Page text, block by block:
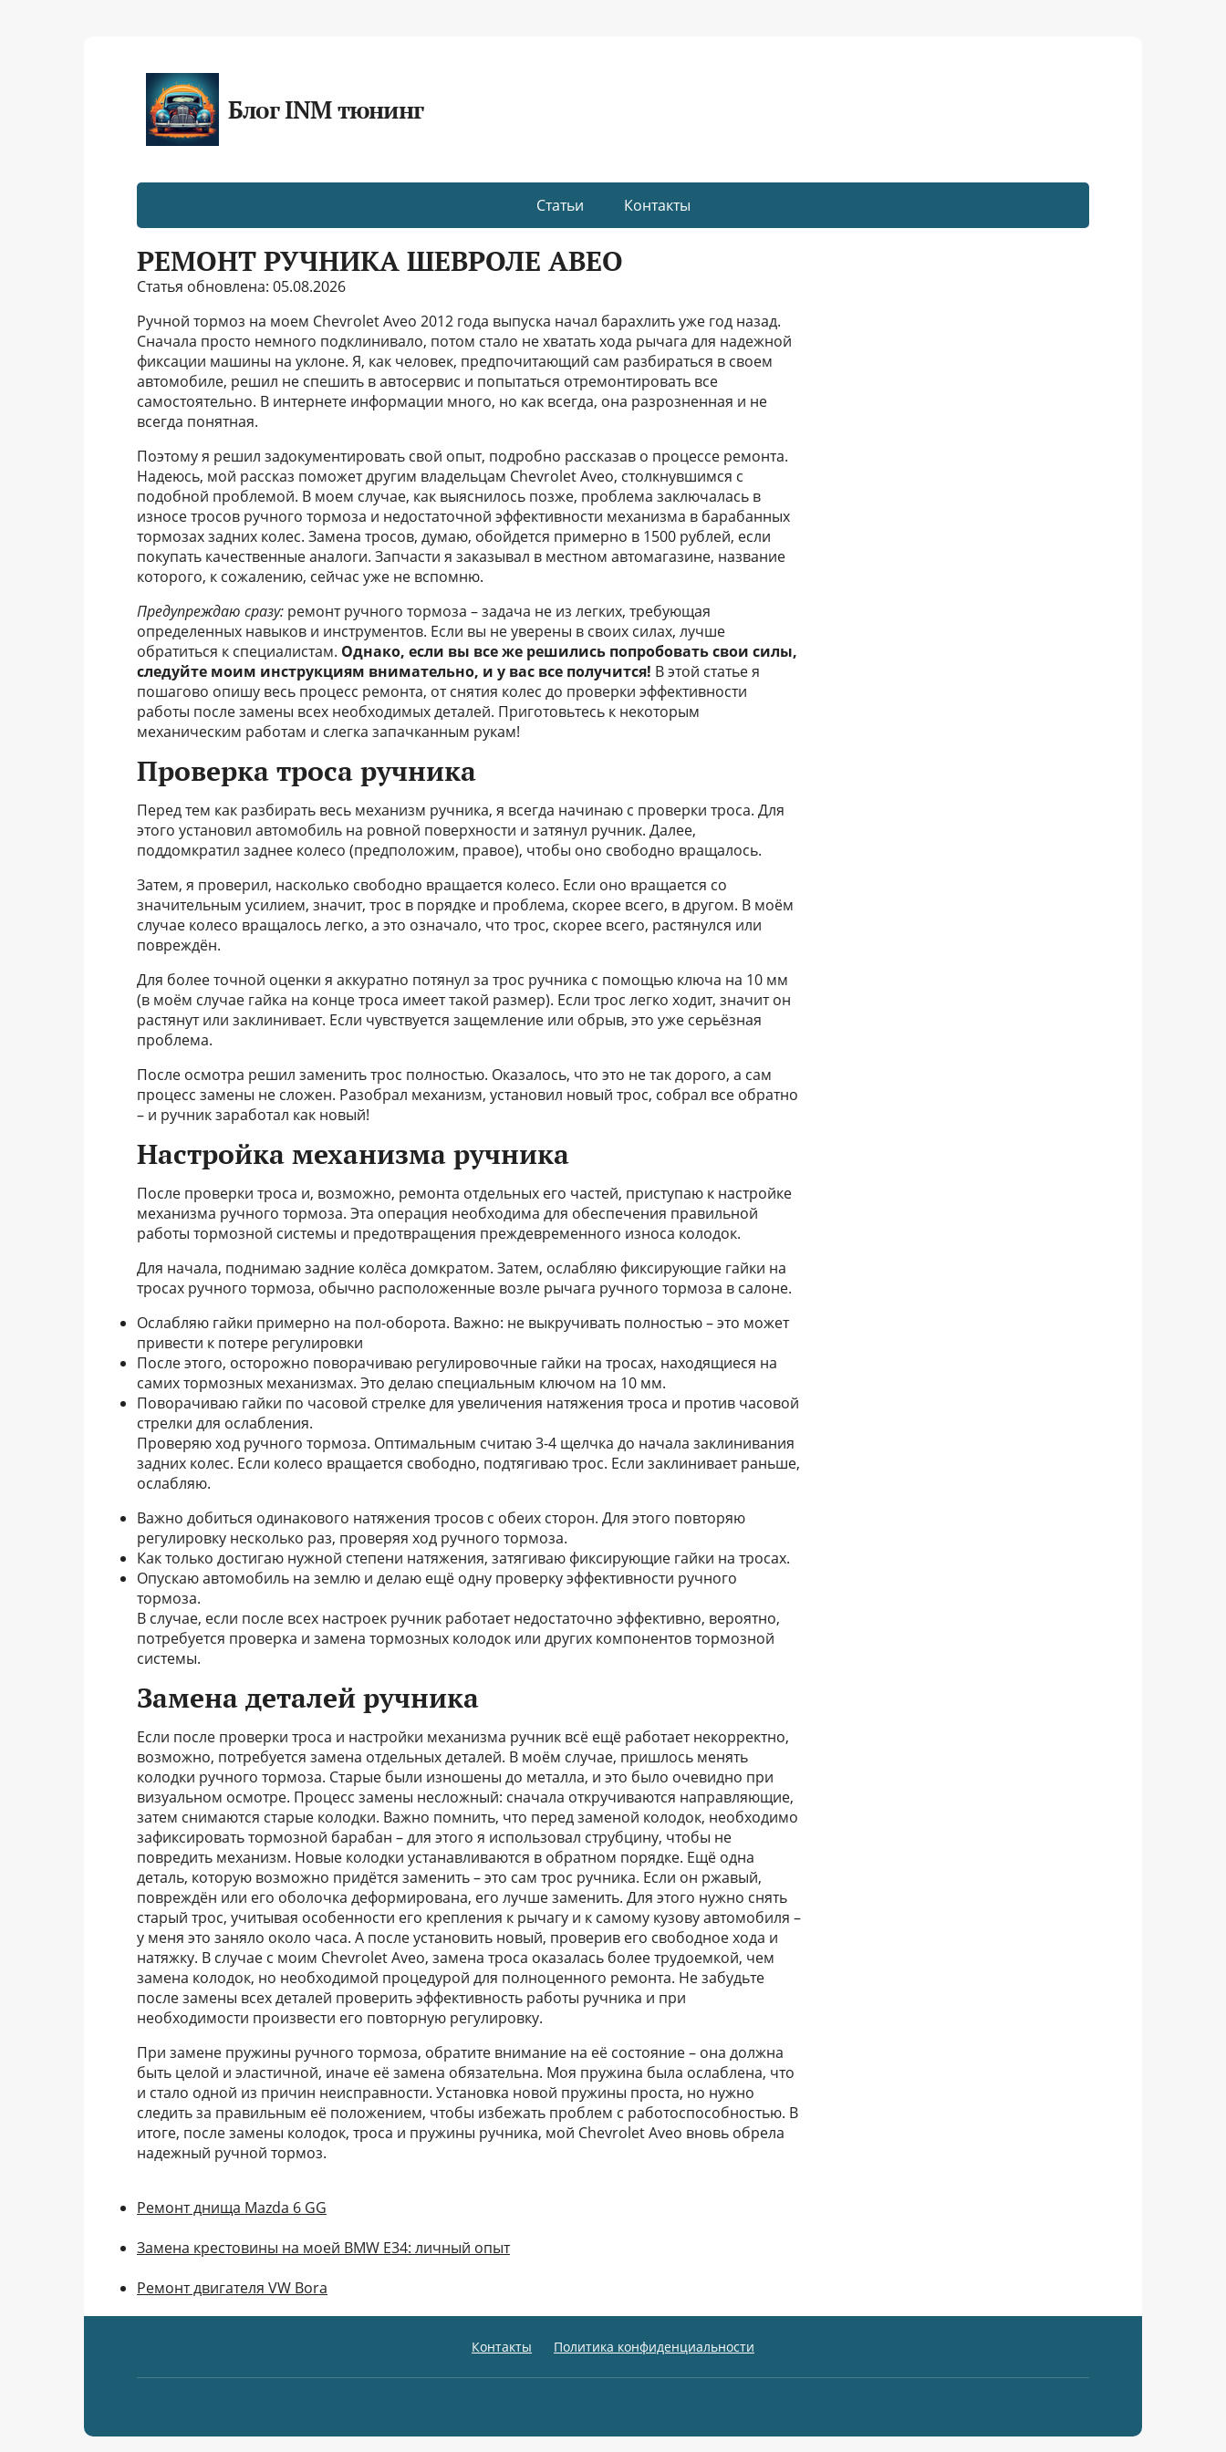
Блог INM тюнинг
Статьи Контакты
РЕМОНТ РУЧНИКА ШЕВРОЛЕ АВЕО
Статья обновлена: 05.08.2026
Ручной тормоз на моем Chevrolet Aveo 2012 года выпуска начал барахлить уже год назад.
Сначала просто немного подклинивало, потом стало не хватать хода рычага для надежной
фиксации машины на уклоне. Я, как человек, предпочитающий сам разбираться в своем
автомобиле, решил не спешить в автосервис и попытаться отремонтировать все
самостоятельно. В интернете информации много, но как всегда, она разрозненная и не
всегда понятная.
Поэтому я решил задокументировать свой опыт, подробно рассказав о процессе ремонта.
Надеюсь, мой рассказ поможет другим владельцам Chevrolet Aveo, столкнувшимся с
подобной проблемой. В моем случае, как выяснилось позже, проблема заключалась в
износе тросов ручного тормоза и недостаточной эффективности механизма в барабанных
тормозах задних колес. Замена тросов, думаю, обойдется примерно в 1500 рублей, если
покупать качественные аналоги. Запчасти я заказывал в местном автомагазине, название
которого, к сожалению, сейчас уже не вспомню.
Предупреждаю сразу: ремонт ручного тормоза – задача не из легких, требующая
определенных навыков и инструментов. Если вы не уверены в своих силах, лучше
обратиться к специалистам. Однако, если вы все же решились попробовать свои силы,
следуйте моим инструкциям внимательно, и у вас все получится! В этой статье я
пошагово опишу весь процесс ремонта, от снятия колес до проверки эффективности
работы после замены всех необходимых деталей. Приготовьтесь к некоторым
механическим работам и слегка запачканным рукам!
Проверка троса ручника
Перед тем как разбирать весь механизм ручника, я всегда начинаю с проверки троса. Для
этого установил автомобиль на ровной поверхности и затянул ручник. Далее,
поддомкратил заднее колесо (предположим, правое), чтобы оно свободно вращалось.
Затем, я проверил, насколько свободно вращается колесо. Если оно вращается со
значительным усилием, значит, трос в порядке и проблема, скорее всего, в другом. В моём
случае колесо вращалось легко, а это означало, что трос, скорее всего, растянулся или
повреждён.
Для более точной оценки я аккуратно потянул за трос ручника с помощью ключа на 10 мм
(в моём случае гайка на конце троса имеет такой размер). Если трос легко ходит, значит он
растянут или заклинивает. Если чувствуется защемление или обрыв, это уже серьёзная
проблема.
После осмотра решил заменить трос полностью. Оказалось, что это не так дорого, а сам
процесс замены не сложен. Разобрал механизм, установил новый трос, собрал все обратно
– и ручник заработал как новый!
Настройка механизма ручника
После проверки троса и, возможно, ремонта отдельных его частей, приступаю к настройке
механизма ручного тормоза. Эта операция необходима для обеспечения правильной
работы тормозной системы и предотвращения преждевременного износа колодок.
Для начала, поднимаю задние колёса домкратом. Затем, ослабляю фиксирующие гайки на
тросах ручного тормоза, обычно расположенные возле рычага ручного тормоза в салоне.
Ослабляю гайки примерно на пол-оборота. Важно: не выкручивать полностью – это может
привести к потере регулировки
После этого, осторожно поворачиваю регулировочные гайки на тросах, находящиеся на
самих тормозных механизмах. Это делаю специальным ключом на 10 мм.
Поворачиваю гайки по часовой стрелке для увеличения натяжения троса и против часовой
стрелки для ослабления.
Проверяю ход ручного тормоза. Оптимальным считаю 3-4 щелчка до начала заклинивания
задних колес. Если колесо вращается свободно, подтягиваю трос. Если заклинивает раньше,
ослабляю.
Важно добиться одинакового натяжения тросов с обеих сторон. Для этого повторяю
регулировку несколько раз, проверяя ход ручного тормоза.
Как только достигаю нужной степени натяжения, затягиваю фиксирующие гайки на тросах.
Опускаю автомобиль на землю и делаю ещё одну проверку эффективности ручного
тормоза.
В случае, если после всех настроек ручник работает недостаточно эффективно, вероятно,
потребуется проверка и замена тормозных колодок или других компонентов тормозной
системы.
Замена деталей ручника
Если после проверки троса и настройки механизма ручник всё ещё работает некорректно,
возможно, потребуется замена отдельных деталей. В моём случае, пришлось менять
колодки ручного тормоза. Старые были изношены до металла, и это было очевидно при
визуальном осмотре. Процесс замены несложный: сначала откручиваются направляющие,
затем снимаются старые колодки. Важно помнить, что перед заменой колодок, необходимо
зафиксировать тормозной барабан – для этого я использовал струбцину, чтобы не
повредить механизм. Новые колодки устанавливаются в обратном порядке. Ещё одна
деталь, которую возможно придётся заменить – это сам трос ручника. Если он ржавый,
повреждён или его оболочка деформирована, его лучше заменить. Для этого нужно снять
старый трос, учитывая особенности его крепления к рычагу и к самому кузову автомобиля –
у меня это заняло около часа. А после установить новый, проверив его свободное хода и
натяжку. В случае с моим Chevrolet Aveo, замена троса оказалась более трудоемкой, чем
замена колодок, но необходимой процедурой для полноценного ремонта. Не забудьте
после замены всех деталей проверить эффективность работы ручника и при
необходимости произвести его повторную регулировку.
При замене пружины ручного тормоза, обратите внимание на её состояние – она должна
быть целой и эластичной, иначе её замена обязательна. Моя пружина была ослаблена, что
и стало одной из причин неисправности. Установка новой пружины проста, но нужно
следить за правильным её положением, чтобы избежать проблем с работоспособностью. В
итоге, после замены колодок, троса и пружины ручника, мой Chevrolet Aveo вновь обрела
надежный ручной тормоз.
Ремонт днища Mazda 6 GG
Замена крестовины на моей BMW E34: личный опыт
Ремонт двигателя VW Bora
Контакты Политика конфиденциальности